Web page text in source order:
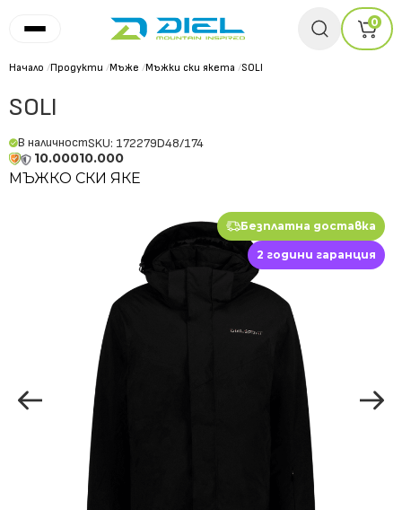
0
Начало /Продукти /Мъже /Мъжки ски якета /SOLI
SOLI
В наличностSKU: 172279D48/174
10.00010.000
МЪЖКО СКИ ЯКЕ
Безплатна доставка
2 години гаранция